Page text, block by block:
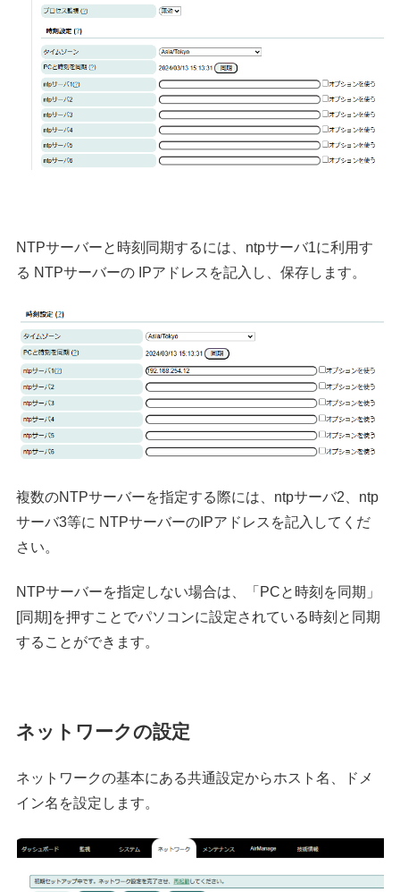
NTPサーバーと時刻同期するには、ntpサーバ1に利用す
る NTPサーバーの IPアドレスを記入し、保存します。
複数のNTPサーバーを指定する際には、ntpサーバ2、ntp
サーバ3等に NTPサーバーのIPアドレスを記入してくだ
さい。
NTPサーバーを指定しない場合は、「PCと時刻を同期」
[同期]を押すことでパソコンに設定されている時刻と同期
することができます。
ネットワークの設定
ネットワークの基本にある共通設定からホスト名、ドメ
イン名を設定します。